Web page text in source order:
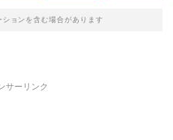
ョンを含む場合があります
サーリンク